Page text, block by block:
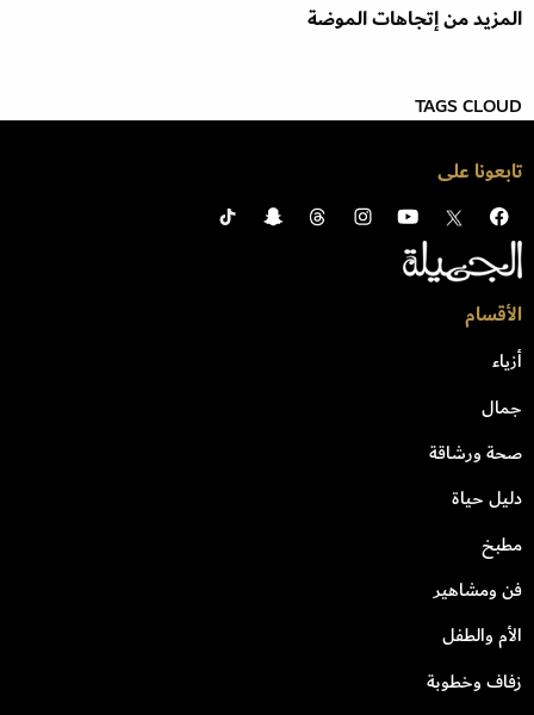
المزيد من إتجاهات الموضة
TAGS CLOUD
تابعونا على
الأقسام
أزياء
جمال
صحة ورشاقة
دليل حياة
مطبخ
فن ومشاهير
الأم والطفل
زفاف وخطوبة